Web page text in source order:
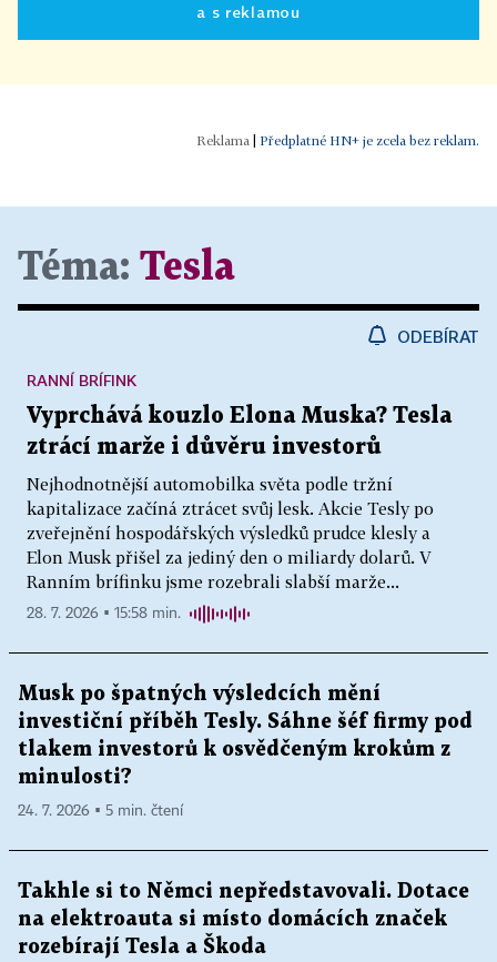
a s reklamou
| Předplatné HN+ je zcela bez reklam.
Téma: Tesla
ODEBÍRAT
Vyprchává kouzlo Elona Muska? Tesla
ztrácí marže i důvěru investorů
Nejhodnotnější automobilka světa podle tržní
kapitalizace začíná ztrácet svůj lesk. Akcie Tesly po
zveřejnění hospodářských výsledků prudce klesly a
Elon Musk přišel za jediný den o miliardy dolarů. V
Ranním brífinku jsme rozebrali slabší marže...
RANNÍ BRÍFINK
28. 7. 2026 ▪ 15:58 min.
Musk po špatných výsledcích mění
investiční příběh Tesly. Sáhne šéf firmy pod
tlakem investorů k osvědčeným krokům z
minulosti?
24. 7. 2026 ▪ 5 min. čtení
Takhle si to Němci nepředstavovali. Dotace
na elektroauta si místo domácích značek
rozebírají Tesla a Škoda